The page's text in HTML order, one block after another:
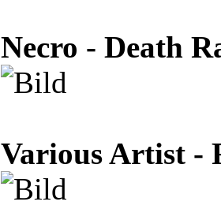
Necro - Death
Various Artist -